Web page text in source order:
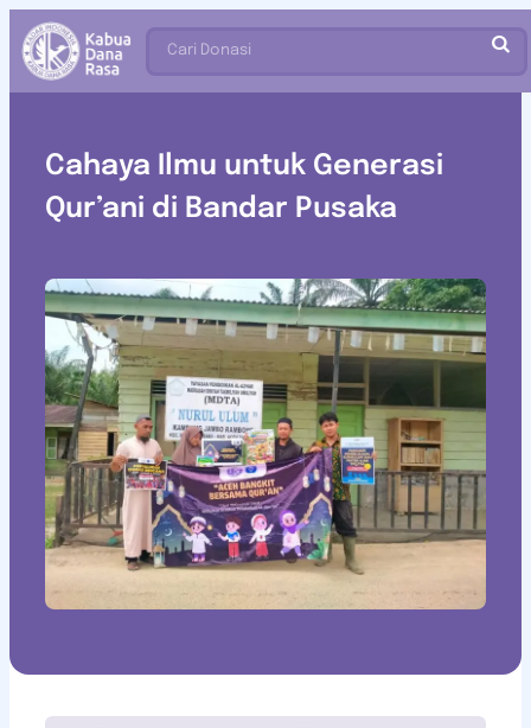
Cari Donasi
Cahaya Ilmu untuk Generasi
Qur’ani di Bandar Pusaka